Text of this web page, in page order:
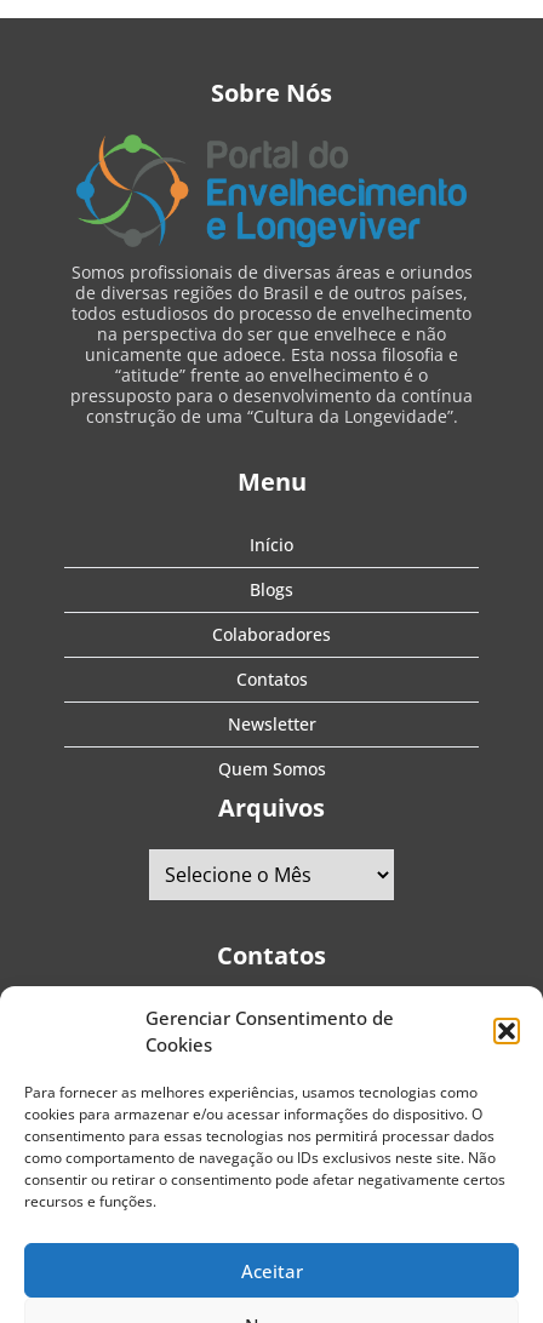
Gerenciar Consentimento de
Cookies
Para fornecer as melhores experiências, usamos tecnologias como
cookies para armazenar e/ou acessar informações do dispositivo. O
consentimento para essas tecnologias nos permitirá processar dados
como comportamento de navegação ou IDs exclusivos neste site. Não
consentir ou retirar o consentimento pode afetar negativamente certos
recursos e funções.
Aceitar
Sobre Nós
Somos profissionais de diversas áreas e oriundos
de diversas regiões do Brasil e de outros países,
todos estudiosos do processo de envelhecimento
na perspectiva do ser que envelhece e não
unicamente que adoece. Esta nossa filosofia e
“atitude” frente ao envelhecimento é o
pressuposto para o desenvolvimento da contínua
construção de uma “Cultura da Longevidade”.
Menu
Início
Blogs
Colaboradores
Contatos
Newsletter
Quem Somos
Arquivos
Contatos
Telefones:+55 (11) 2579-9697|+55 (11) 5587-4334
Guarani - CEP: 04310-060 - São Paulo | Brasil
E-mail:contato@portaldoenvelhecimento.com.br
Website:portaldoenvelhecimento.com.br